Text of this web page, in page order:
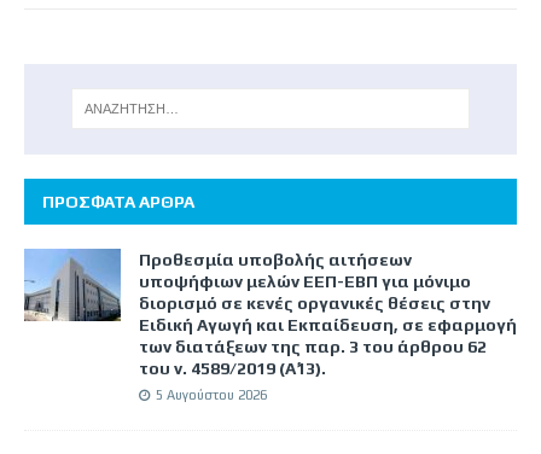
ΠΡΟΣΦΑΤΑ ΑΡΘΡΑ
Προθεσμία υποβολής αιτήσεων
υποψήφιων μελών ΕΕΠ-ΕΒΠ για μόνιμο
διορισμό σε κενές οργανικές θέσεις στην
Ειδική Αγωγή και Εκπαίδευση, σε εφαρμογή
των διατάξεων της παρ. 3 του άρθρου 62
του ν. 4589/2019 (Α΄13).
5 Αυγούστου 2026